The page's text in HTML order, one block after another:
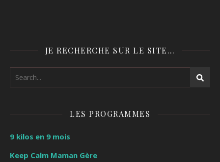
JE RECHERCHE SUR LE SITE…
LES PROGRAMMES
9 kilos en 9 mois
Keep Calm Maman Gère